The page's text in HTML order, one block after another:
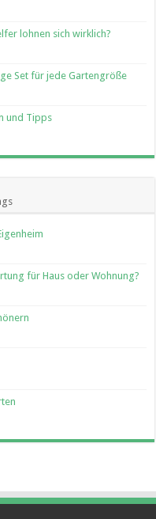
lohnen sich wirklich?
Set für jede Gartengröße
und Tipps
für Haus oder Wohnung?